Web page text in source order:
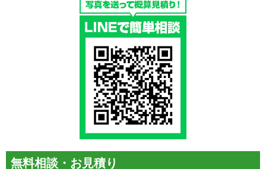
無料相談・お見積り